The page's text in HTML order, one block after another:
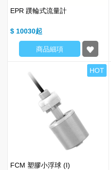
EPR 蹼輪式流量計
$ 10030
商品細項
HOT
FCM 塑膠小浮球 (I)